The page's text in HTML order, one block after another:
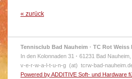
« zurück
Tennisclub Bad Nauheim · TC Rot Weiss
In den Kolonnaden 31 · 61231 Bad
v-e-r-w-a-l-t-u-n-g (at) tcrw-bad-
Powered by ADDITIVE Soft- und Hardware